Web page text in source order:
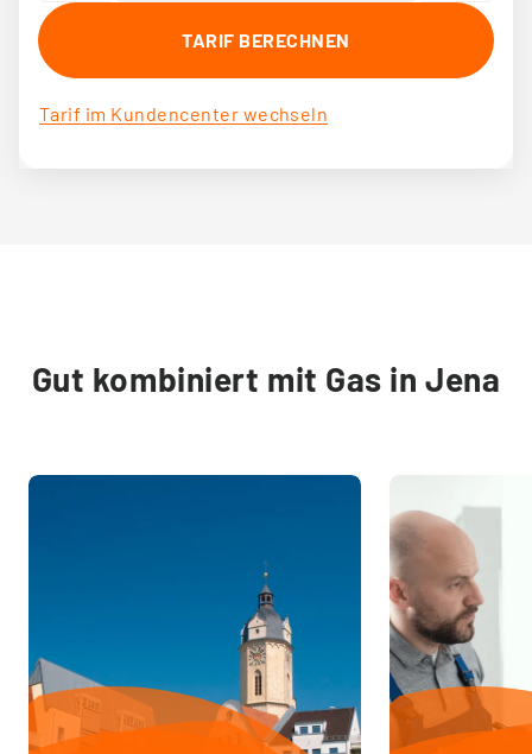
TARIF BERECHNEN
Tarif im Kundencenter wechseln
Gut kombiniert mit Gas in Jena